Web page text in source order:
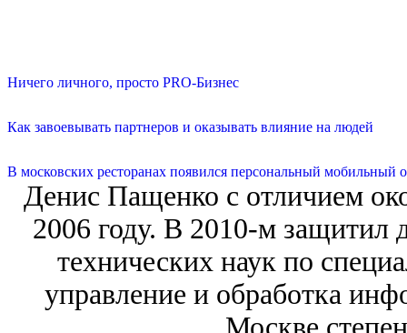
Ничего личного, просто PRO-Бизнес
Как завоевывать партнеров и оказывать влияние на людей
В московских ресторанах появился персональный мобильный
Денис Пащенко с отличием
2006 году. В 2010-м защитил
технических наук по
управление и обработка